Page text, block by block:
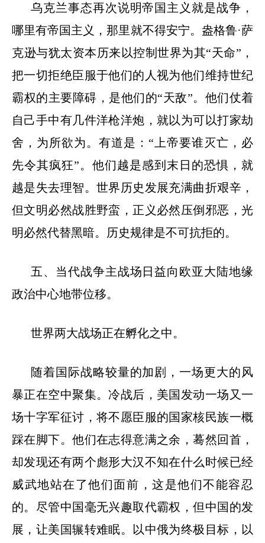
乌克兰事态再次说明帝国主义就是战争，
哪里有帝国主义，那里就不得安宁。盎格鲁·萨
克逊与犹太资本历来以控制世界为其“天命”，
把一切拒绝臣服于他们的人视为他们维持世纪
霸权的主要障碍，是他们的“天敌”。他们仗着
自己手中有几件洋枪洋炮，就以为可以打家劫
舍，为所欲为。有道是：“上帝要谁灭亡，必
先令其疯狂”。他们越是感到末日的恐惧，就
越是失去理智。世界历史发展充满曲折艰辛，
但文明必然战胜野蛮，正义必然压倒邪恶，光
明必然代替黑暗。历史规律是不可抗拒的。
五、当代战争主战场日益向欧亚大陆地缘
政治中心地带位移。
世界两大战场正在孵化之中。
随着国际战略较量的加剧，一场更大的风
暴正在空中聚集。冷战后，美国发动一场又一
场十字军征讨，将不愿臣服的国家核民族一概
踩在脚下。他们在志得意满之余，蓦然回首，
却发现还有两个彪形大汉不知在什么时候已经
威武地站在了他们面前，这是他们不能容忍
的。尽管中国毫无兴趣取代霸权，但中国的发
展，让美国辗转难眠。以中俄为终极目标，以